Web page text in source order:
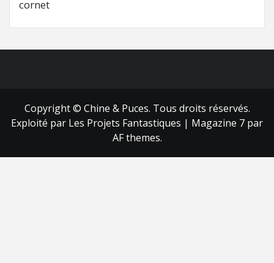
cornet
Copyright © Chine & Puces. Tous droits réservés.
Exploité par Les Projets Fantastiques | Magazine 7 par
AF themes.